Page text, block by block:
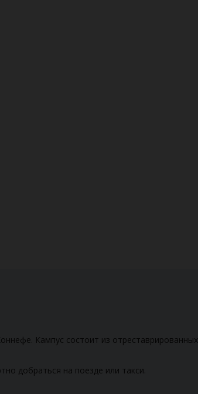
Кампус состоит из отреставрированных
добраться на поезде или такси.